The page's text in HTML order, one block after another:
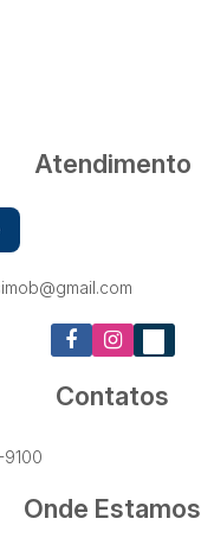
Atendimento
Contatos
9100
Onde Estamos